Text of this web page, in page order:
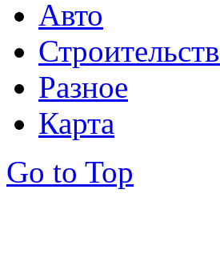
Авто
Разное
Карта
Go to Top